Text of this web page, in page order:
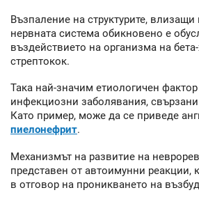
Възпаление на структурите, влизащи
нервната система обикновено е
въздействието на организма на
стрептокок.
Така най-значим етиологичен
инфекциозни заболявания,
Като пример, може да се приведе
пиелонефрит.
Механизмът на развитие на
представен от автоимунни реакции,
в отговор на проникването на